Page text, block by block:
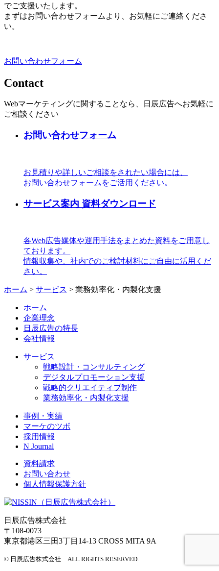
でご支援いたします。
まずはお問い合わせフォームより、お気軽にご連絡くださ
い。
お問い合わせフォーム
Contact
Webマーケティングに関することなら、日辰広告へお気軽に
ご相談ください
お問い合わせフォーム
お見積りや詳しいご相談をされたい場合には、
お問い合わせフォームをご活用ください。
サービス案内 資料ダウンロード
各Web広告媒体や運用手法をまとめた資料をご用意し
ております。
情報収集や、社内でのご検討材料にご自由に活用くだ
さい。
ホーム > サービス > 業務効率化・内製化支援
ホーム
企業理念
日辰広告の特長
会社情報
サービス
戦略設計・コンサルティング
デジタルプロモーション支援
戦略的クリエイティブ制作
業務効率化・内製化支援
事例・実績
マーケのツボ
採用情報
N Journal
資料請求
お問い合わせ
個人情報保護方針
日辰広告株式会社
〒108-0073
東京都港区三田3丁目14-13 CROSS MITA 9A
© 日辰広告株式会社 ALL RIGHTS RESERVED.